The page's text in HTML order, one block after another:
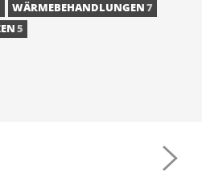
WÄRMEBEHANDLUNGEN7
5